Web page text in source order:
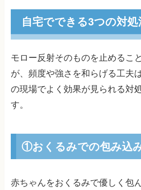
自宅でできる3つの対処
モロー反射そのものを止めるこ
が、頻度や強さを和らげる工夫
の現場でよく効果が見られる対
す。
①おくるみでの包み込
赤ちゃんをおくるみで優しく包